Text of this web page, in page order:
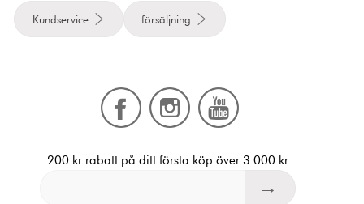
Kundservice försäljning
200 kr rabatt på ditt första köp över 3 000 kr